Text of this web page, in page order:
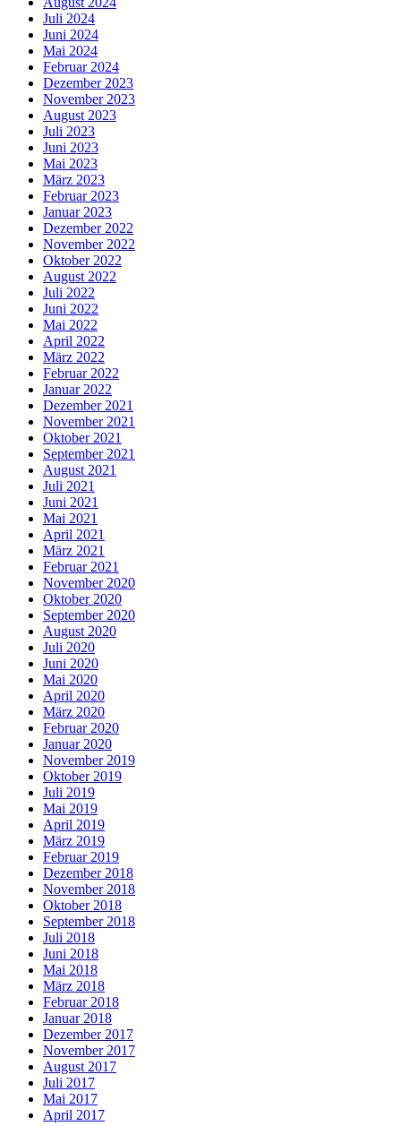
Juli 2024
Juni 2024
Mai 2024
Februar 2024
Dezember 2023
November 2023
August 2023
Juli 2023
Juni 2023
Mai 2023
März 2023
Februar 2023
Januar 2023
Dezember 2022
November 2022
Oktober 2022
August 2022
Juli 2022
Juni 2022
Mai 2022
April 2022
März 2022
Februar 2022
Januar 2022
Dezember 2021
November 2021
Oktober 2021
September 2021
August 2021
Juli 2021
Juni 2021
Mai 2021
April 2021
März 2021
Februar 2021
November 2020
Oktober 2020
September 2020
August 2020
Juli 2020
Juni 2020
Mai 2020
April 2020
März 2020
Februar 2020
Januar 2020
November 2019
Oktober 2019
Juli 2019
Mai 2019
April 2019
März 2019
Februar 2019
Dezember 2018
November 2018
Oktober 2018
September 2018
Juli 2018
Juni 2018
Mai 2018
März 2018
Februar 2018
Januar 2018
Dezember 2017
November 2017
August 2017
Juli 2017
Mai 2017
April 2017